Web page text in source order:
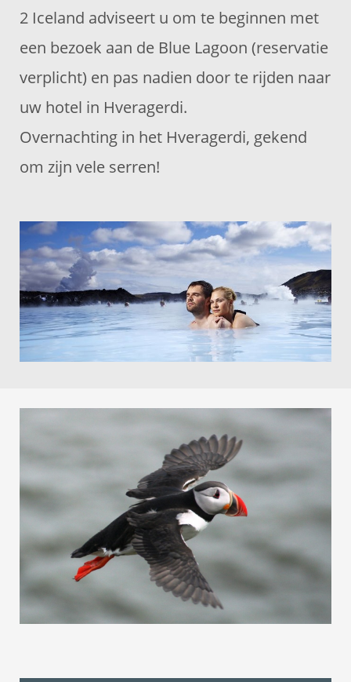
2 Iceland adviseert u om te beginnen met
een bezoek aan de Blue Lagoon (reservatie
verplicht) en pas nadien door te rijden naar
uw hotel in Hveragerdi.
Overnachting in het Hveragerdi, gekend
om zijn vele serren!